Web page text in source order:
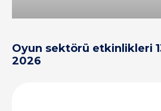
Oyun sektörü etkinlikleri
2026